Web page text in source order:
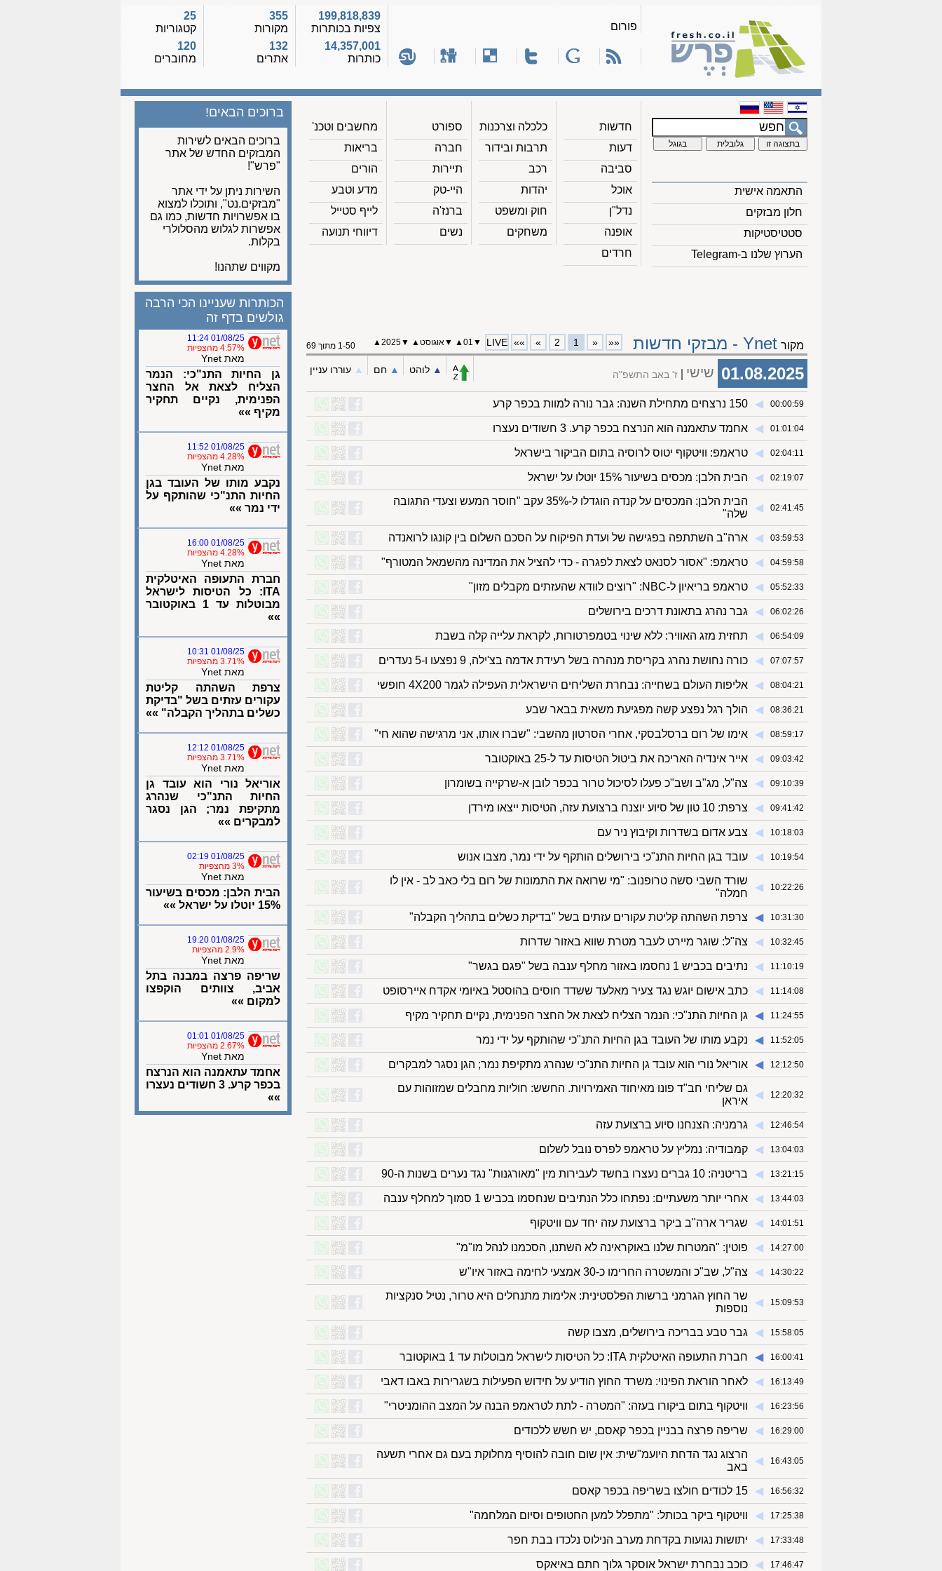
פורום
199,818,839
צפיות בכותרות
14,357,001
כותרות
355
מקורות
132
אתרים
25
קטגוריות
120
מחוברים
התאמה אישית
חלון מבזקים
סטטיסטיקות
הערוץ שלנו ב-Telegram
חדשות
דעות
סביבה
אוכל
נדל"ן
אופנה
חרדים
כלכלה וצרכנות
תרבות ובידור
רכב
יהדות
חוק ומשפט
משחקים
ספורט
חברה
תיירות
היי-טק
ברנז'ה
נשים
מחשבים וטכנ'
בריאות
הורים
מדע וטבע
לייף סטייל
דיווחי תנועה
ברוכים הבאים!
ברוכים הבאים לשירות
המבזקים החדש של אתר
"פרש"!
השירות ניתן על ידי אתר
"מבזקים.נט", ותוכלו למצוא
בו אפשרויות חדשות, כמו גם
אפשרות לגלוש מהסלולרי
בקלות.
מקווים שתהנו!
מקור Ynet - מבזקי חדשות ««
«
1
2
»
»»
LIVE
▼
01
▲
▼אוגוסט ▲
▼
2025
▲ 1-50 מתוך 69
01.08.2025 שישי ז' באב התשפ"ה ▲︎ לוהט ▲︎ חם ▲︎ עוררו עניין
00:00:59
◀︎ 150 נרצחים מתחילת השנה: גבר נורה למוות בכפר קרע
01:01:04
◀︎ אחמד עתאמנה הוא הנרצח בכפר קרע. 3 חשודים נעצרו
02:04:11
◀︎ טראמפ: וויטקוף יטוס לרוסיה בתום הביקור בישראל
02:19:07
◀︎ הבית הלבן: מכסים בשיעור 15% יוטלו על ישראל
02:41:45
◀︎
הבית הלבן: המכסים על קנדה הוגדלו ל-35% עקב "חוסר המעש וצעדי התגובה
שלה"
03:59:53
◀︎ ארה"ב השתתפה בפגישה של ועדת הפיקוח על הסכם השלום בין קונגו לרואנדה
04:59:58
◀︎ טראמפ: "אסור לסנאט לצאת לפגרה - כדי להציל את המדינה מהשמאל המטורף"
05:52:33
◀︎ טראמפ בריאיון ל-NBC: "רוצים לוודא שהעזתים מקבלים מזון"
06:02:26
◀︎ גבר נהרג בתאונת דרכים בירושלים
06:54:09
◀︎ תחזית מזג האוויר: ללא שינוי בטמפרטורות, לקראת עלייה קלה בשבת
07:07:57
◀︎ כורה נחושת נהרג בקריסת מנהרה בשל רעידת אדמה בצ'ילה, 9 נפצעו ו-5 נעדרים
08:04:21
◀︎ אליפות העולם בשחייה: נבחרת השליחים הישראלית העפילה לגמר 4X200 חופשי
08:36:21
◀︎ הולך רגל נפצע קשה מפגיעת משאית בבאר שבע
08:59:17
◀︎ אימו של רום ברסלבסקי, אחרי הסרטון מהשבי: "שברו אותו, אני מרגישה שהוא חי"
09:03:42
◀︎ אייר אינדיה האריכה את ביטול הטיסות עד ל-25 באוקטובר
09:10:39
◀︎ צה"ל, מג"ב ושב"כ פעלו לסיכול טרור בכפר לובן א-שרקייה בשומרון
09:41:42
◀︎ צרפת: 10 טון של סיוע יוצנח ברצועת עזה, הטיסות ייצאו מירדן
10:18:03
◀︎ צבע אדום בשדרות וקיבוץ ניר עם
10:19:54
◀︎ עובד בגן החיות התנ"כי בירושלים הותקף על ידי נמר, מצבו אנוש
10:22:26
◀︎
שורד השבי סשה טרופנוב: "מי שרואה את התמונות של רום בלי כאב לב - אין לו
חמלה"
10:31:30
◀︎ צרפת השהתה קליטת עקורים עזתים בשל "בדיקת כשלים בתהליך הקבלה"
10:32:45
◀︎ צה"ל: שוגר מיירט לעבר מטרת שווא באזור שדרות
11:10:19
◀︎ נתיבים בכביש 1 נחסמו באזור מחלף ענבה בשל "פגם בגשר"
11:14:08
◀︎ כתב אישום יוגש נגד צעיר מאלעד ששדד חוסים בהוסטל באיומי אקדח איירסופט
11:24:55
◀︎ גן החיות התנ"כי: הנמר הצליח לצאת אל החצר הפנימית, נקיים תחקיר מקיף
11:52:05
◀︎ נקבע מותו של העובד בגן החיות התנ"כי שהותקף על ידי נמר
12:12:50
◀︎ אוריאל נורי הוא עובד גן החיות התנ"כי שנהרג מתקיפת נמר; הגן נסגר למבקרים
12:20:32
◀︎
גם שליחי חב"ד פונו מאיחוד האמירויות. החשש: חוליות מחבלים שמזוהות עם
איראן
12:46:54
◀︎ גרמניה: הצנחנו סיוע ברצועת עזה
13:04:03
◀︎ קמבודיה: נמליץ על טראמפ לפרס נובל לשלום
13:21:15
◀︎ בריטניה: 10 גברים נעצרו בחשד לעבירות מין "מאורגנות" נגד נערים בשנות ה-90
13:44:03
◀︎ אחרי יותר משעתיים: נפתחו כלל הנתיבים שנחסמו בכביש 1 סמוך למחלף ענבה
14:01:51
◀︎ שגריר ארה"ב ביקר ברצועת עזה יחד עם וויטקוף
14:27:00
◀︎ פוטין: "המטרות שלנו באוקראינה לא השתנו, הסכמנו לנהל מו"מ"
14:30:22
◀︎ צה"ל, שב"כ והמשטרה החרימו כ-30 אמצעי לחימה באזור איו"ש
15:09:53
◀︎
שר החוץ הגרמני ברשות הפלסטינית: אלימות מתנחלים היא טרור, נטיל סנקציות
נוספות
15:58:05
◀︎ גבר טבע בבריכה בירושלים, מצבו קשה
16:00:41
◀︎ חברת התעופה האיטלקית ITA: כל הטיסות לישראל מבוטלות עד 1 באוקטובר
16:13:49
◀︎ לאחר הוראת הפינוי: משרד החוץ הודיע על חידוש הפעילות בשגרירות באבו דאבי
16:23:56
◀︎ וויטקוף בתום ביקורו בעזה: "המטרה - לתת לטראמפ הבנה על המצב ההומניטרי"
16:29:00
◀︎ שריפה פרצה בבניין בכפר קאסם, יש חשש ללכודים
16:43:05
◀︎
הרצוג נגד הדחת היועמ"שית: אין שום חובה להוסיף מחלוקת בעם גם אחרי תשעה
באב
16:56:32
◀︎ 15 לכודים חולצו בשריפה בכפר קאסם
17:25:38
◀︎ וויטקוף ביקר בכותל: "מתפלל למען החטופים וסיום המלחמה"
17:33:48
◀︎ יתושות נגועות בקדחת מערב הנילוס נלכדו בבת חפר
17:46:47
◀︎ כוכב נבחרת ישראל אוסקר גלוך חתם באיאקס
הכותרות שעניינו הכי הרבה
גולשים בדף זה
01/08/25 11:24
4.57% מהצפיות
מאת Ynet
גן החיות התנ"כי: הנמר
הצליח לצאת אל החצר
הפנימית, נקיים תחקיר
מקיף »»
01/08/25 11:52
4.28% מהצפיות
מאת Ynet
נקבע מותו של העובד בגן
החיות התנ"כי שהותקף על
ידי נמר »»
01/08/25 16:00
4.28% מהצפיות
מאת Ynet
חברת התעופה האיטלקית
ITA: כל הטיסות לישראל
מבוטלות עד 1 באוקטובר
»»
01/08/25 10:31
3.71% מהצפיות
מאת Ynet
צרפת השהתה קליטת
עקורים עזתים בשל "בדיקת
כשלים בתהליך הקבלה" »»
01/08/25 12:12
3.71% מהצפיות
מאת Ynet
אוריאל נורי הוא עובד גן
החיות התנ"כי שנהרג
מתקיפת נמר; הגן נסגר
למבקרים »»
01/08/25 02:19
3% מהצפיות
מאת Ynet
הבית הלבן: מכסים בשיעור
15% יוטלו על ישראל »»
01/08/25 19:20
2.9% מהצפיות
מאת Ynet
שריפה פרצה במבנה בתל
אביב, צוותים הוקפצו
למקום »»
01/08/25 01:01
2.67% מהצפיות
מאת Ynet
אחמד עתאמנה הוא הנרצח
בכפר קרע. 3 חשודים נעצרו
»»